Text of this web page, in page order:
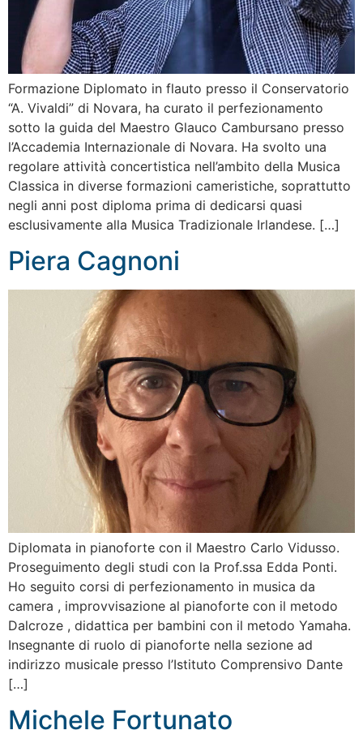
Formazione Diplomato in flauto presso il Conservatorio
“A. Vivaldi” di Novara, ha curato il perfezionamento
sotto la guida del Maestro Glauco Cambursano presso
l’Accademia Internazionale di Novara. Ha svolto una
regolare attività concertistica nell’ambito della Musica
Classica in diverse formazioni cameristiche, soprattutto
negli anni post diploma prima di dedicarsi quasi
esclusivamente alla Musica Tradizionale Irlandese. […]
Piera Cagnoni
Diplomata in pianoforte con il Maestro Carlo Vidusso.
Proseguimento degli studi con la Prof.ssa Edda Ponti.
Ho seguito corsi di perfezionamento in musica da
camera , improvvisazione al pianoforte con il metodo
Dalcroze , didattica per bambini con il metodo Yamaha.
Insegnante di ruolo di pianoforte nella sezione ad
indirizzo musicale presso l’Istituto Comprensivo Dante
[…]
Michele Fortunato